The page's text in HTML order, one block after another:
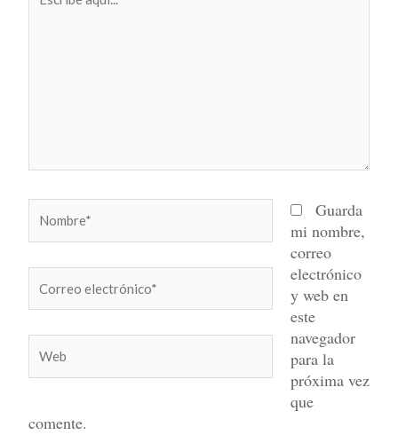
aquí...
electrónico*
Guarda
mi nombre,
correo
electrónico
y web en
este
navegador
para la
próxima vez
que
comente.